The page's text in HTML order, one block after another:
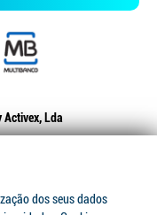
Activex, Lda
dos seus dados